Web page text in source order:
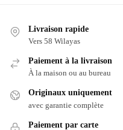
Livraison rapide
Vers 58 Wilayas
Paiement à la livraison
À la maison ou au bureau
Originaux uniquement
avec garantie complète
Paiement par carte